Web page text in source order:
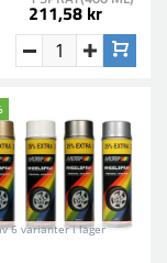
211,58 kr
6 varianter i lager